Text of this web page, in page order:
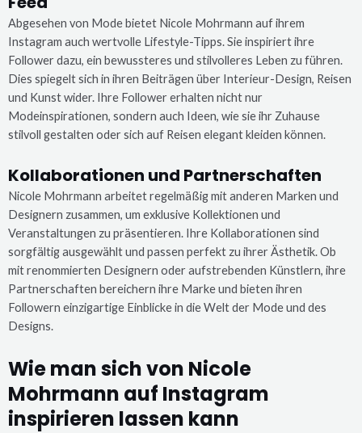
Abgesehen von Mode bietet Nicole Mohrmann auf ihrem
Instagram auch wertvolle Lifestyle-Tipps. Sie inspiriert ihre
Follower dazu, ein bewussteres und stilvolleres Leben zu führen.
Dies spiegelt sich in ihren Beiträgen über Interieur-Design, Reisen
und Kunst wider. Ihre Follower erhalten nicht nur
Modeinspirationen, sondern auch Ideen, wie sie ihr Zuhause
stilvoll gestalten oder sich auf Reisen elegant kleiden können.
Kollaborationen und Partnerschaften
Nicole Mohrmann arbeitet regelmäßig mit anderen Marken und
Designern zusammen, um exklusive Kollektionen und
Veranstaltungen zu präsentieren. Ihre Kollaborationen sind
sorgfältig ausgewählt und passen perfekt zu ihrer Ästhetik. Ob
mit renommierten Designern oder aufstrebenden Künstlern, ihre
Partnerschaften bereichern ihre Marke und bieten ihren
Followern einzigartige Einblicke in die Welt der Mode und des
Designs.
Wie man sich von Nicole
Mohrmann auf Instagram
inspirieren lassen kann